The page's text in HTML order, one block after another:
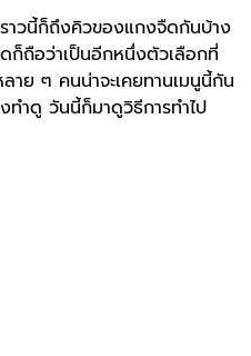
าวนี้ก็ถึงคิวของแกงจืดกันบ้าง
ดก็ถือว่าเป็นอีกหนึ่งตัวเลือกที่
ลาย ๆ คนน่าจะเคยทานเมนูนี้กัน
ทำดู วันนี้ก็มาดูวิธีการทำไป